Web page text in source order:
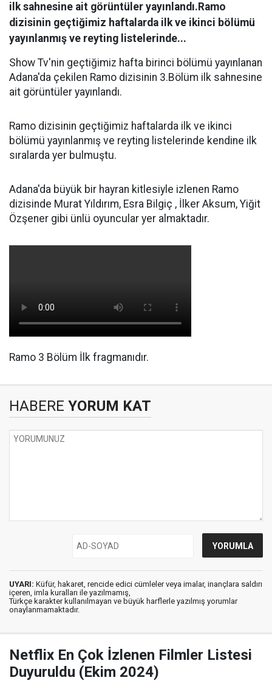
ilk sahnesine ait görüntüler yayınlandı.Ramo
dizisinin geçtiğimiz haftalarda ilk ve ikinci bölümü
yayınlanmış ve reyting listelerinde...
Show Tv'nin geçtiğimiz hafta birinci bölümü yayınlanan
Adana'da çekilen Ramo dizisinin 3.Bölüm ilk sahnesine
ait görüntüler yayınlandı.
Ramo dizisinin geçtiğimiz haftalarda ilk ve ikinci
bölümü yayınlanmış ve reyting listelerinde kendine ilk
sıralarda yer bulmuştu.
Adana'da büyük bir hayran kitlesiyle izlenen Ramo
dizisinde Murat Yıldırım, Esra Bilgiç , İlker Aksum, Yiğit
Özşener gibi ünlü oyuncular yer almaktadır.
Ramo 3 Bölüm İlk fragmanıdır.
HABERE YORUM KAT
UYARI: Küfür, hakaret, rencide edici cümleler veya imalar, inançlara saldırı
içeren, imla kuralları ile yazılmamış,
Türkçe karakter kullanılmayan ve büyük harflerle yazılmış yorumlar
onaylanmamaktadır.
Netflix En Çok İzlenen Filmler Listesi
Duyuruldu (Ekim 2024)